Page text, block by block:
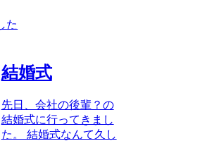
た
結婚式
先日、会社の後輩？の
結婚式に行ってきまし
た。 結婚式なんて久し